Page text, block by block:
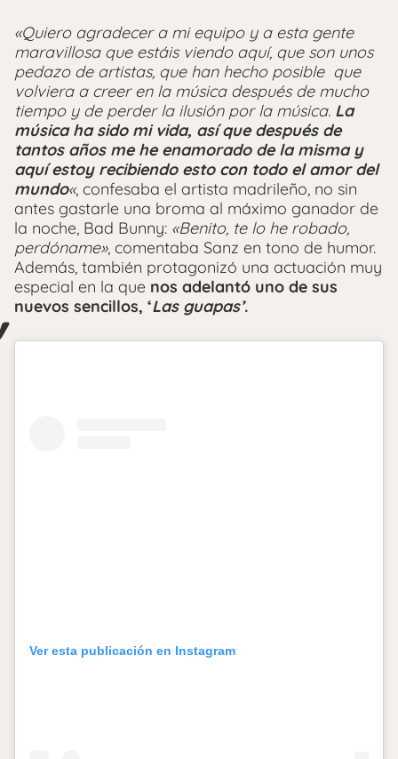
«Quiero agradecer a mi equipo y a esta gente
maravillosa que estáis viendo aquí, que son unos
pedazo de artistas, que han hecho posible que
volviera a creer en la música después de mucho
tiempo y de perder la ilusión por la música. La
música ha sido mi vida, así que después de
tantos años me he enamorado de la misma y
aquí estoy recibiendo esto con todo el amor del
mundo«, confesaba el artista madrileño, no sin
antes gastarle una broma al máximo ganador de
la noche, Bad Bunny: «Benito, te lo he robado,
perdóname», comentaba Sanz en tono de humor.
Además, también protagonizó una actuación muy
especial en la que nos adelantó uno de sus
nuevos sencillos, ‘Las guapas’.
Ver esta publicación en Instagram